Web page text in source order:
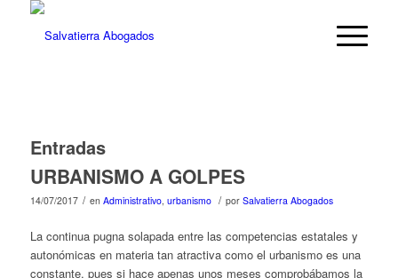
Entradas
URBANISMO A GOLPES
14/07/2017 / en Administrativo, urbanismo / por Salvatierra Abogados
La continua pugna solapada entre las competencias estatales y
autonómicas en materia tan atractiva como el urbanismo es una
constante, pues si hace apenas unos meses comprobábamos la